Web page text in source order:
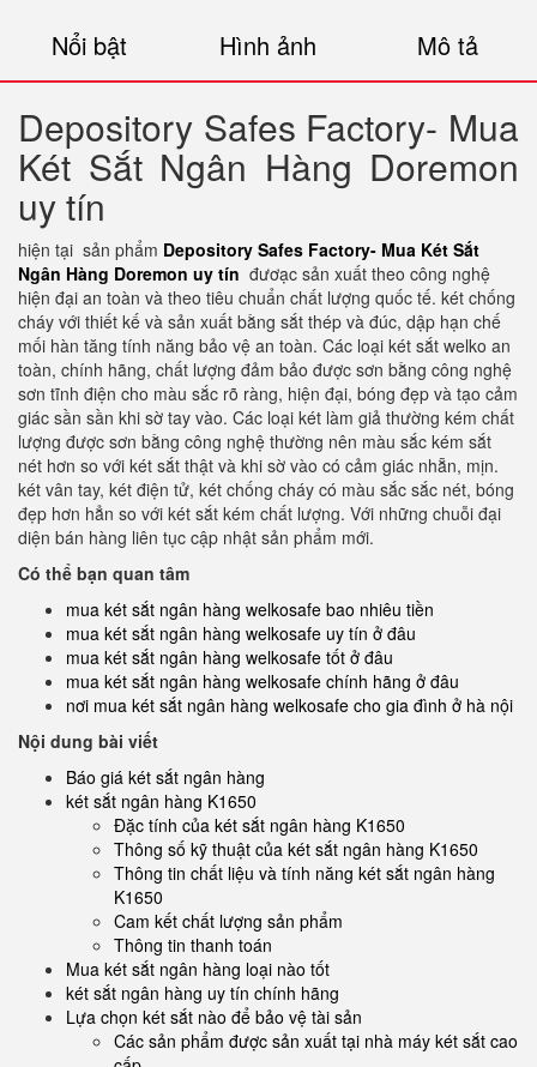
Nổi bật Hình ảnh Mô tả
Depository Safes Factory- Mua
Két Sắt Ngân Hàng Doremon
uy tín
hiện tại sản phẩm Depository Safes Factory- Mua Két Sắt
Ngân Hàng Doremon uy tín đươạc sản xuất theo công nghệ
hiện đại an toàn và theo tiêu chuẩn chất lượng quốc tế. két chống
cháy với thiết kế và sản xuất bằng sắt thép và đúc, dập hạn chế
mối hàn tăng tính năng bảo vệ an toàn. Các loại két sắt welko an
toàn, chính hãng, chất lượng đảm bảo được sơn bằng công nghệ
sơn tĩnh điện cho màu sắc rõ ràng, hiện đại, bóng đẹp và tạo cảm
giác sần sần khi sờ tay vào. Các loại két làm giả thường kém chất
lượng được sơn bằng công nghệ thường nên màu sắc kém sắt
nét hơn so với két sắt thật và khi sờ vào có cảm giác nhẵn, mịn.
két vân tay, két điện tử, két chống cháy có màu sắc sắc nét, bóng
đẹp hơn hẳn so với két sắt kém chất lượng. Với những chuỗi đại
diện bán hàng liên tục cập nhật sản phẩm mới.
Có thể bạn quan tâm
mua két sắt ngân hàng welkosafe bao nhiêu tiền
mua két sắt ngân hàng welkosafe uy tín ở đâu
mua két sắt ngân hàng welkosafe tốt ở đâu
mua két sắt ngân hàng welkosafe chính hãng ở đâu
nơi mua két sắt ngân hàng welkosafe cho gia đình ở hà nội
Nội dung bài viết
Báo giá két sắt ngân hàng
két sắt ngân hàng K1650
Đặc tính của két sắt ngân hàng K1650
Thông số kỹ thuật của két sắt ngân hàng K1650
Thông tin chất liệu và tính năng két sắt ngân hàng
K1650
Cam kết chất lượng sản phẩm
Thông tin thanh toán
Mua két sắt ngân hàng loại nào tốt
két sắt ngân hàng uy tín chính hãng
Lựa chọn két sắt nào để bảo vệ tài sản
Các sản phẩm được sản xuất tại nhà máy két sắt cao